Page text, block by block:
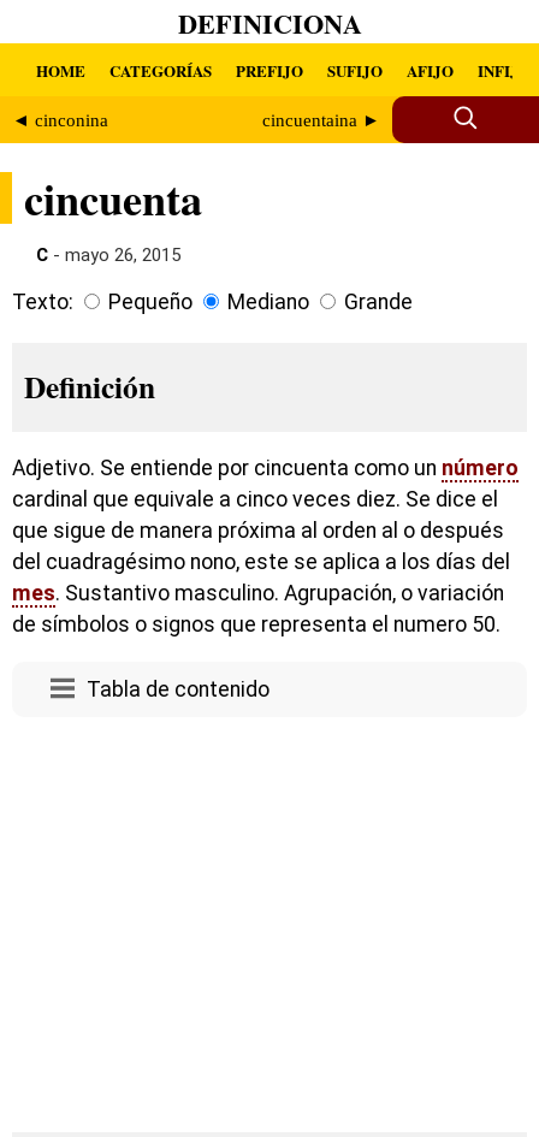
DEFINICIONA
HOME CATEGORÍAS PREFIJO SUFIJO AFIJO INFIJO
◄ cinconina cincuentaina ►
cincuenta
C - mayo 26, 2015
Texto: Pequeño Mediano Grande
Definición
Adjetivo. Se entiende por cincuenta como un número
cardinal que equivale a cinco veces diez. Se dice el
que sigue de manera próxima al orden al o después
del cuadragésimo nono, este se aplica a los días del
mes. Sustantivo masculino. Agrupación, o variación
de símbolos o signos que representa el numero 50.
Tabla de contenido